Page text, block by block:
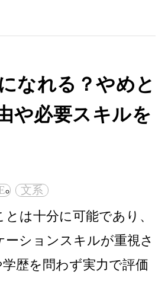
なれる？やめと
や必要スキルを
文系
は十分に可能であり、
ションスキルが重視さ
歴を問わず実力で評価